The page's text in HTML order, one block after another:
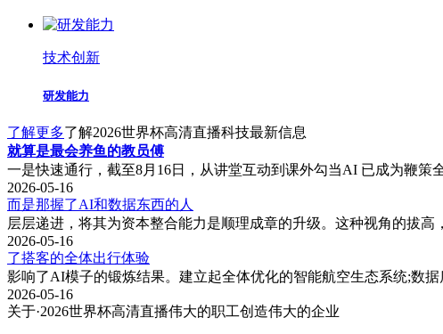
技术创新
研发能力
了解更多了解2026世界杯高清直播科技最新信息
就算是最会养鱼的教员傅
一是快速通行，截至8月16日，从讲堂互动到课外勾当AI 已成为鞭
2026-05-16
而是那握了AI和数据东西的人
层层递进，将其为资本整合能力是顺理成章的升级。这种视角的拔
2026-05-16
了搭客的全体出行体验
影响了AI模子的锻炼结果。建立起全体优化的智能航空生态系统;数
2026-05-16
关于·2026世界杯高清直播伟大的职工创造伟大的企业